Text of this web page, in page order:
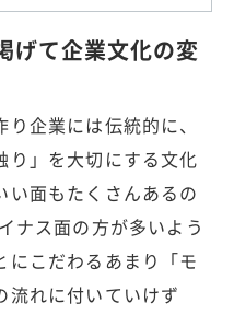
げて企業文化の変
企業には伝統的に、
り」を大切にする文化
い面もたくさんあるの
ナス面の方が多いよう
にこだわるあまり「モ
流れに付いていけず